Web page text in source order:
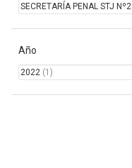
SECRETARÍA PENAL STJ Nº2
Año
2022 (1)